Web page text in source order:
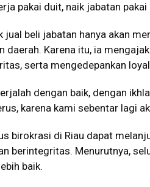
pakai duit, naik jabatan pakai
jual beli jabatan hanya akan
daerah. Karena itu, ia
serta mengedepankan
dengan baik, dengan
karena kami sebentar lagi
birokrasi di Riau dapat
berintegritas. Menurutnya,
baik.